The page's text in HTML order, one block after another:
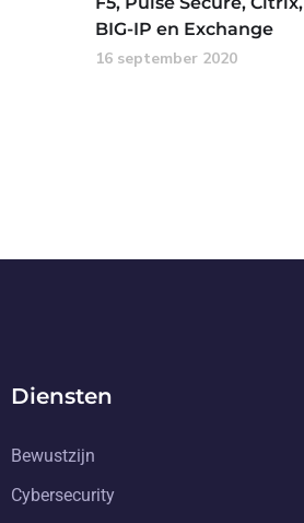
BIG-IP en Exchange
16 september 2020
Diensten
Bewustzijn
Cybersecurity